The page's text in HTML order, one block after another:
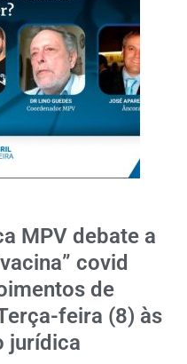
MPV debate a
covid
de
feira (8) às
jurídica